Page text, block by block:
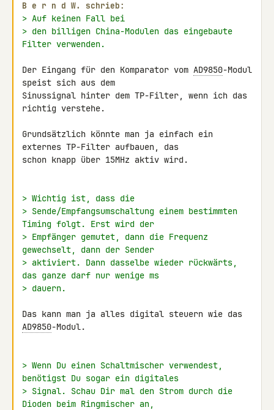
B e r n d W. schrieb:
> Auf keinen Fall bei
> den billigen China-Modulen das eingebaute
Filter verwenden.
Der Eingang für den Komparator vom AD9850-Modul
speist sich aus dem
Sinussignal hinter dem TP-Filter, wenn ich das
richtig verstehe.
Grundsätzlich könnte man ja einfach ein
externes TP-Filter aufbauen, das
schon knapp über 15MHz aktiv wird.
> Wichtig ist, dass die
> Sende/Empfangsumschaltung einem bestimmten
Timing folgt. Erst wird der
> Empfänger gemutet, dann die Frequenz
gewechselt, dann der Sender
> aktiviert. Dann dasselbe wieder rückwärts,
das ganze darf nur wenige ms
> dauern.
AD9850-Modul.
> Wenn Du einen Schaltmischer verwendest,
benötigst Du sogar ein digitales
> Signal. Schau Dir mal den Strom durch die
Dioden beim Ringmischer an,